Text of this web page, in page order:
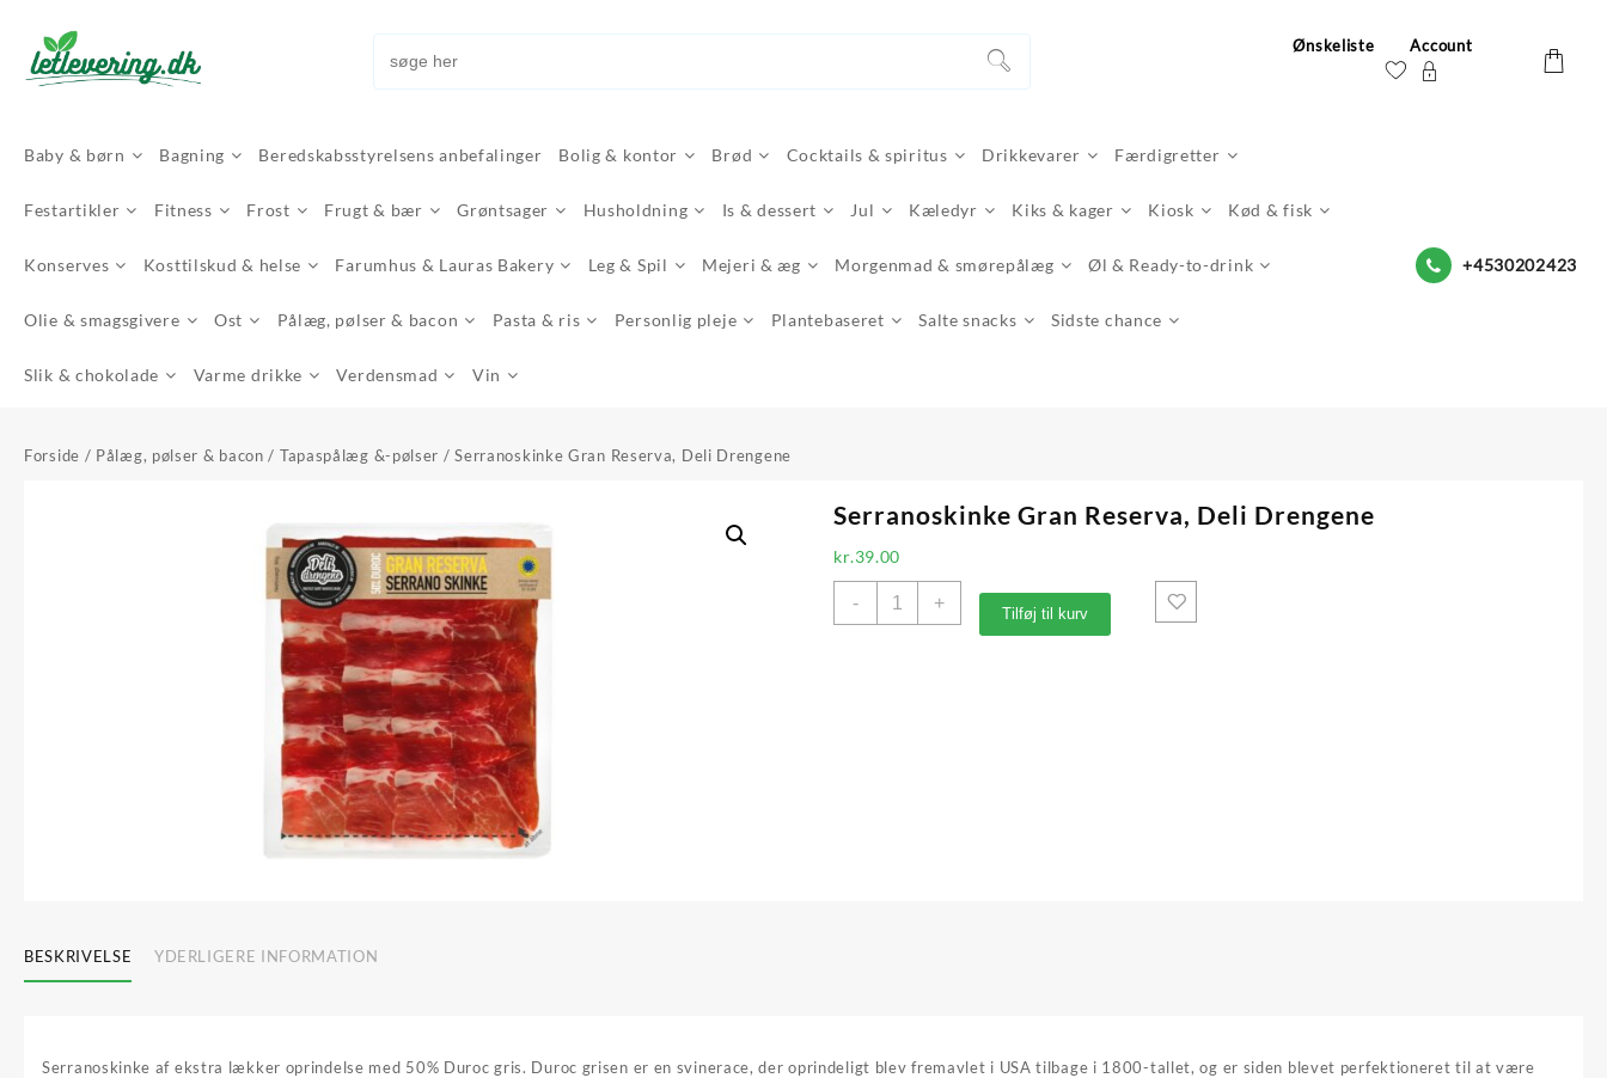
content
Ønskeliste Account
Baby & børn Bagning Beredskabsstyrelsens anbefalinger Bolig & kontor Brød Cocktails & spiritus Drikkevarer Færdigretter
Festartikler Fitness Frost Frugt & bær Grøntsager Husholdning Is & dessert Jul Kæledyr Kiks & kager Kiosk Kød & fisk
Konserves Kosttilskud & helse Farumhus & Lauras Bakery Leg & Spil Mejeri & æg Morgenmad & smørepålæg Øl & Ready-to-drink
Olie & smagsgivere Ost Pålæg, pølser & bacon Pasta & ris Personlig pleje Plantebaseret Salte snacks Sidste chance
Slik & chokolade Varme drikke Verdensmad Vin
+4530202423
Forside / Pålæg, pølser & bacon / Tapaspålæg &-pølser / Serranoskinke Gran Reserva, Deli Drengene
Serranoskinke Gran Reserva, Deli Drengene
kr.39.00
-
Serranoskinke
+
Tilføj til kurv
BESKRIVELSE YDERLIGERE INFORMATION
Serranoskinke af ekstra lækker oprindelse med 50% Duroc gris. Duroc grisen er en svinerace, der oprindeligt blev fremavlet i USA tilbage i 1800-tallet, og er siden blevet perfektioneret til at være